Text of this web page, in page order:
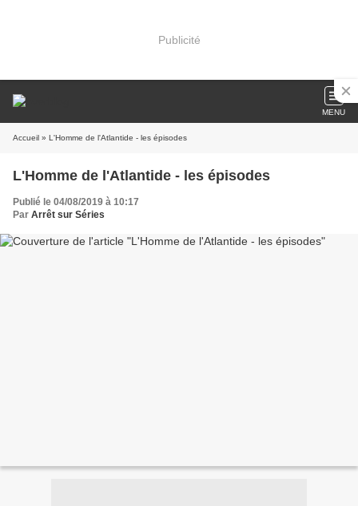
Publicité
MENU
Accueil » L'Homme de l'Atlantide - les épisodes
L'Homme de l'Atlantide - les épisodes
Publié le 04/08/2019 à 10:17
Par Arrêt sur Séries